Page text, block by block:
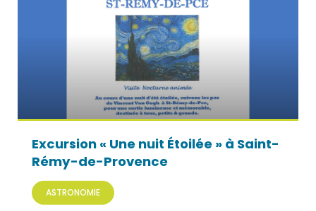
Excursion « Une nuit Étoilée » à Saint-
Rémy-de-Provence
ASTRONOMIE